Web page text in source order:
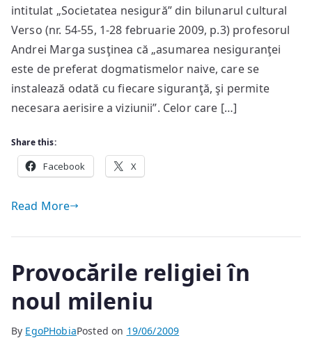
intitulat „Societatea nesigură” din bilunarul cultural
Verso (nr. 54-55, 1-28 februarie 2009, p.3) profesorul
Andrei Marga susţinea că „asumarea nesiguranţei
este de preferat dogmatismelor naive, care se
instalează odată cu fiecare siguranţă, şi permite
necesara aerisire a viziunii”. Celor care […]
Share this:
Facebook X
Read More
Provocările religiei în
noul mileniu
By EgoPHobiaPosted on 19/06/2009